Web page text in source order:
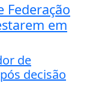
Federação
em
de
decisão